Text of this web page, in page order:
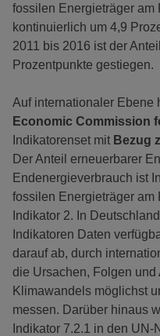
fossilen Energieträger am
kontinuierlich um 4,9
2011 bis 2016 ist der
Prozentpunkte gestiegen.
Auf internationaler Ebene
Economic Commission
Indikatorenset mit Bezug
Der Anteil erneuerbarer
Endenergieverbrauch ist
fossilen Energieträger am
Indikator 2. In
Indikatoren Daten
darauf ab, durch
die Ursachen, Folgen
Klimawandels möglichst
messen. Darüber hinaus
Indikator 7.2.1 in den